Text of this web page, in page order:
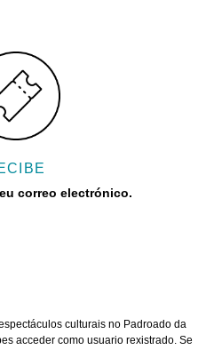
correo electrónico.
culturais no Padroado da
acceder como usuario rexistrado. Se